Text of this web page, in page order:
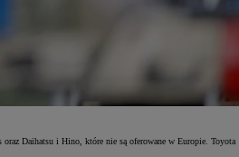
Daihatsu i Hino, które nie są oferowane w Europie. Toyota